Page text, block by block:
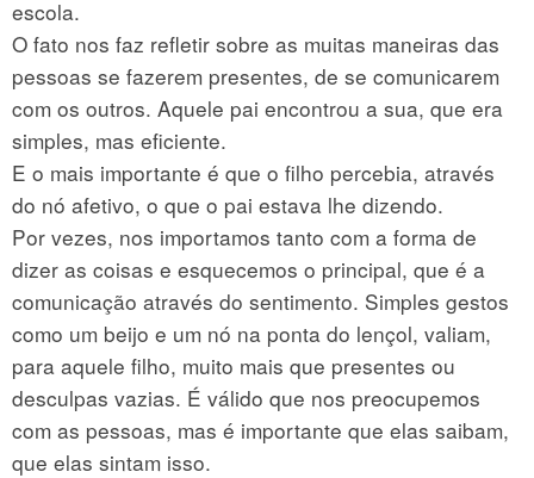
escola.
O fato nos faz refletir sobre as muitas maneiras das
pessoas se fazerem presentes, de se comunicarem
com os outros. Aquele pai encontrou a sua, que era
simples, mas eficiente.
E o mais importante é que o filho percebia, através
do nó afetivo, o que o pai estava lhe dizendo.
Por vezes, nos importamos tanto com a forma de
dizer as coisas e esquecemos o principal, que é a
comunicação através do sentimento. Simples gestos
como um beijo e um nó na ponta do lençol, valiam,
para aquele filho, muito mais que presentes ou
desculpas vazias. É válido que nos preocupemos
com as pessoas, mas é importante que elas saibam,
que elas sintam isso.